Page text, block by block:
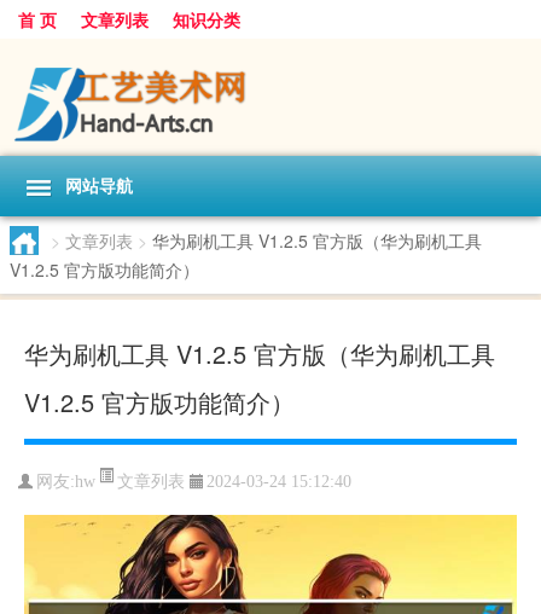
首 页 文章列表 知识分类
网站导航
> 文章列表 > 华为刷机工具 V1.2.5 官方版（华为刷机工具
V1.2.5 官方版功能简介）
华为刷机工具 V1.2.5 官方版（华为刷机工具
V1.2.5 官方版功能简介）
网友:hw 文章列表 2024-03-24 15:12:40